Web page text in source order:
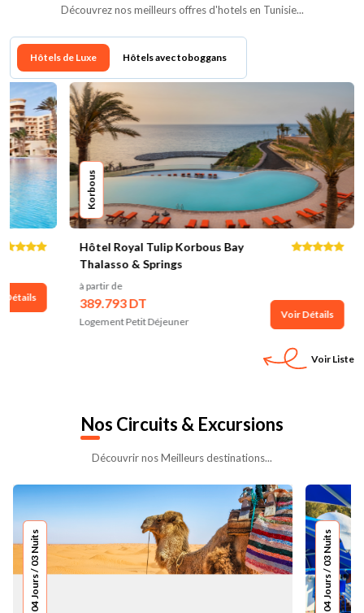
Découvrez nos meilleurs offres d'hotels en Tunisie...
Hôtels de Luxe Hôtels avec toboggans
Détails
Korbous
Hôtel Royal Tulip Korbous Bay
Thalasso & Springs
à partir de
389.793 DT
Logement Petit Déjeuner
Voir Détails
Voir Liste
Nos Circuits & Excursions
Découvrir nos Meilleurs destinations...
04 Jours / 03 Nuits 04 Jours / 03 Nuits